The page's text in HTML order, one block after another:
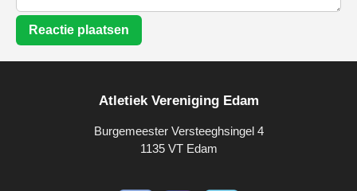
Reactie plaatsen
Atletiek Vereniging Edam
Burgemeester Versteeghsingel 4
1135 VT Edam